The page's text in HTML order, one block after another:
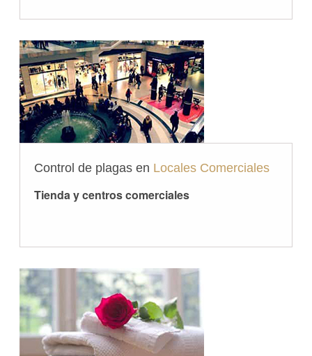
Control de plagas en Locales Comerciales
Tienda y centros comerciales